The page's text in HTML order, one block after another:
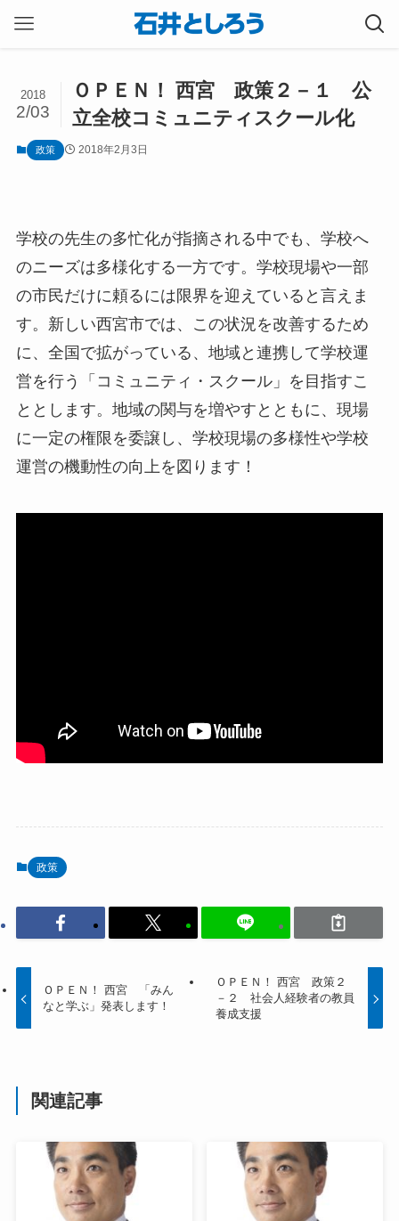
ＯＰＥＮ！ 西宮 政策２－１ 公
立全校コミュニティスクール化
2018
2/03
政策 2018年2月3日
学校の先生の多忙化が指摘される中でも、学校へ
のニーズは多様化する一方です。学校現場や一部
の市民だけに頼るには限界を迎えていると言えま
す。新しい西宮市では、この状況を改善するため
に、全国で拡がっている、地域と連携して学校運
営を行う「コミュニティ・スクール」を目指すこ
ととします。地域の関与を増やすとともに、現場
に一定の権限を委譲し、学校現場の多様性や学校
運営の機動性の向上を図ります！
政策
ＯＰＥＮ！ 西宮 「みん
なと学ぶ」発表します！
ＯＰＥＮ！ 西宮 政策２
－２ 社会人経験者の教員
養成支援
関連記事